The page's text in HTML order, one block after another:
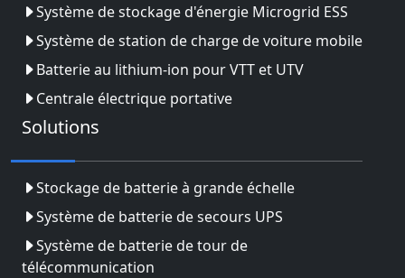
Système de stockage d'énergie Microgrid ESS
Système de station de charge de voiture mobile
Batterie au lithium-ion pour VTT et UTV
Centrale électrique portative
Solutions
Stockage de batterie à grande échelle
Système de batterie de secours UPS
Système de batterie de tour de
télécommunication